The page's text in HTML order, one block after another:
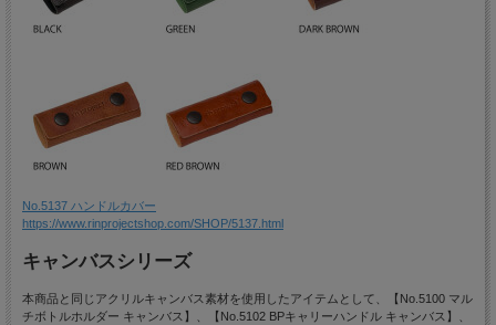
No.5137 ハンドルカバー
https://www.rinprojectshop.com/SHOP/5137.html
キャンバスシリーズ
本商品と同じアクリルキャンバス素材を使用したアイテムとして、【No.5100 マル
チボトルホルダー キャンバス】、【No.5102 BPキャリーハンドル キャンバス】、